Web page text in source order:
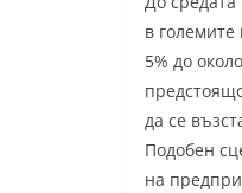
в големите
5% до
да се
Подобен
на